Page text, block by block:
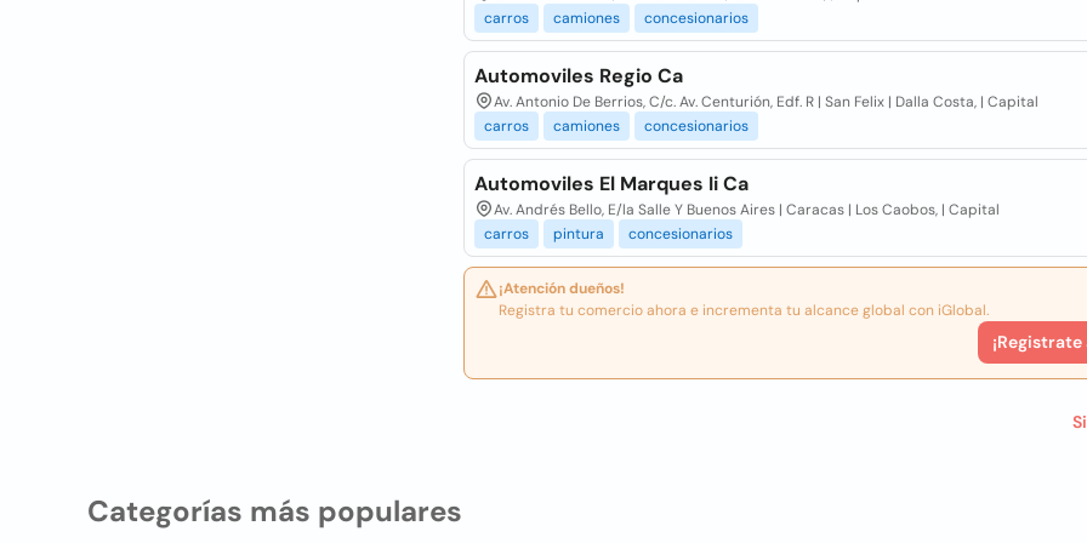
carros
camiones concesionarios
Automoviles Regio Ca
Av. Antonio De Berrios, C/c. Av. Centurión, Edf. R | San Felix | Dalla Costa, | Capital
carros
camiones concesionarios
Automoviles El Marques Ii Ca
Av. Andrés Bello, E/la Salle Y Buenos Aires | Caracas | Los Caobos, | Capital
carros
pintura concesionarios
¡Atención dueños!
Registra tu comercio ahora e incrementa tu alcance global con iGlobal.
¡Registrate
Categorías más populares